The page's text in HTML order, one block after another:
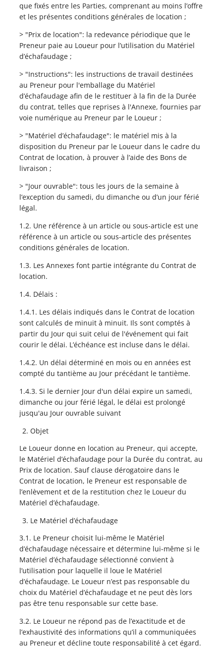
que fixés entre les Parties, comprenant au moins l’offre
et les présentes conditions générales de location ;
> "Prix de location": la redevance périodique que le
Preneur paie au Loueur pour l’utilisation du Matériel
d’échafaudage ;
> "Instructions": les instructions de travail destinées
au Preneur pour l'emballage du Matériel
d’échafaudage afin de le restituer à la fin de la Durée
du contrat, telles que reprises à l'Annexe, fournies par
voie numérique au Preneur par le Loueur ;
> "Matériel d’échafaudage": le matériel mis à la
disposition du Preneur par le Loueur dans le cadre du
Contrat de location, à prouver à l’aide des Bons de
livraison ;
> "Jour ouvrable": tous les jours de la semaine à
l’exception du samedi, du dimanche ou d’un jour férié
légal.
1.2. Une référence à un article ou sous-article est une
référence à un article ou sous-article des présentes
conditions générales de location.
1.3. Les Annexes font partie intégrante du Contrat de
location.
1.4. Délais :
1.4.1. Les délais indiqués dans le Contrat de location
sont calculés de minuit à minuit. Ils sont comptés à
partir du Jour qui suit celui de l'événement qui fait
courir le délai. L’échéance est incluse dans le délai.
1.4.2. Un délai déterminé en mois ou en années est
compté du tantième au Jour précédant le tantième.
1.4.3. Si le dernier Jour d'un délai expire un samedi,
dimanche ou jour férié légal, le délai est prolongé
jusqu'au Jour ouvrable suivant
Objet
Le Loueur donne en location au Preneur, qui accepte,
le Matériel d’échafaudage pour la Durée du contrat, au
Prix de location. Sauf clause dérogatoire dans le
Contrat de location, le Preneur est responsable de
l’enlèvement et de la restitution chez le Loueur du
Matériel d’échafaudage.
Le Matériel d’échafaudage
3.1. Le Preneur choisit lui-même le Matériel
d’échafaudage nécessaire et détermine lui-même si le
Matériel d’échafaudage sélectionné convient à
l’utilisation pour laquelle il loue le Matériel
d’échafaudage. Le Loueur n’est pas responsable du
choix du Matériel d’échafaudage et ne peut dès lors
pas être tenu responsable sur cette base.
3.2. Le Loueur ne répond pas de l’exactitude et de
l’exhaustivité des informations qu’il a communiquées
au Preneur et décline toute responsabilité à cet égard.